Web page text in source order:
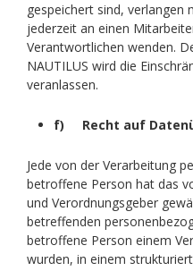
gespeichert sind, verlangen
jederzeit an einen
Verantwortlichen wenden.
NAUTILUS wird die
veranlassen.
f) Recht auf
Jede von der Verarbeitung
betroffene Person hat das
und Verordnungsgeber
betreffenden
betroffene Person einem
wurden, in einem